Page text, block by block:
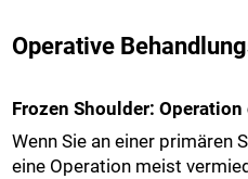
Operative
Frozen Shoulder:
Wenn Sie an einer primären
eine Operation meist